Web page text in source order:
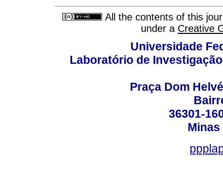
All the contents of this
under a Creative
Universidade
Laboratório de
Praça Dom
36301-